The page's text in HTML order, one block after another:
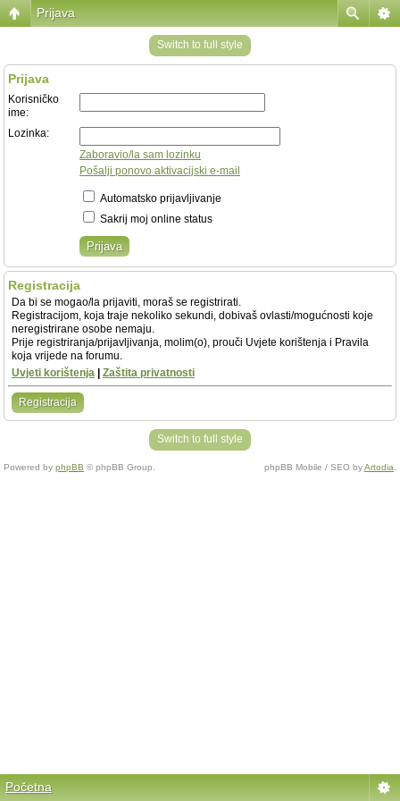
Prijava
Switch to full style
Prijava
Korisničko
ime:
Lozinka:
Zaboravio/la sam lozinku
Pošalji ponovo aktivacijski e-mail
Automatsko prijavljivanje
Sakrij moj online status
Registracija
Da bi se mogao/la prijaviti, moraš se registrirati.
Registracijom, koja traje nekoliko sekundi, dobivaš ovlasti/mogućnosti koje
neregistrirane osobe nemaju.
Prije registriranja/prijavljivanja, molim(o), prouči Uvjete korištenja i Pravila
koja vrijede na forumu.
Uvjeti korištenja
Zaštita privatnosti
Registracija
Switch to full style
Powered by phpBB © phpBB Group. phpBB Mobile / SEO byArtodia
Početna